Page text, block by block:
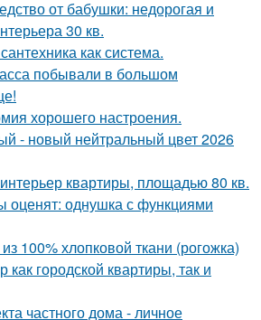
от бабушки: недорогая и
30 кв.
как система.
побывали в большом
хорошего настроения.
- новый нейтральный цвет 2026
квартиры, площадью 80 кв.
оценят: однушка с функциями
100% хлопковой ткани (рогожка)
как городской квартиры, так и
частного дома - личное